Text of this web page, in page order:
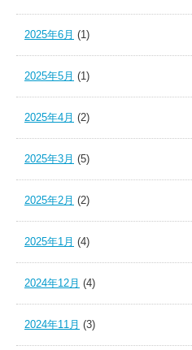
2025年6月 (1)
2025年5月 (1)
2025年4月 (2)
2025年3月 (5)
2025年2月 (2)
2025年1月 (4)
2024年12月 (4)
2024年11月 (3)